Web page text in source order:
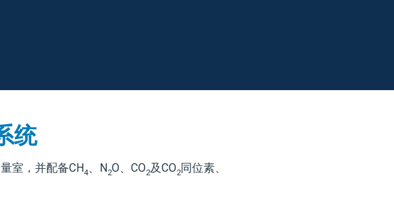
统
室，并配备CH4、N 2O、CO2及CO2同位素、